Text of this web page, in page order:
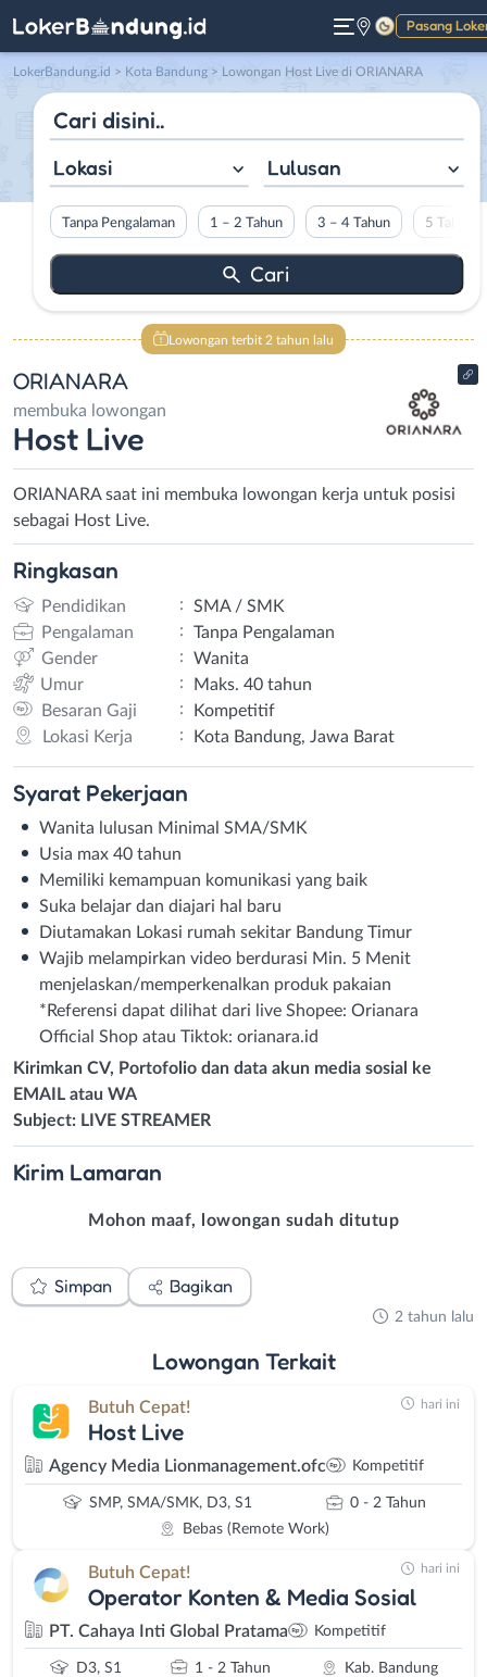
Pasang
Gelap
LokerBandung.id > Kota Bandung > Lowongan Host Live di ORIANARA
Lokasi Lulusan
Tanpa Pengalaman 1 – 2 Tahun 3 – 4 Tahun 5 Tahun
Lowongan terbit 2 tahun lalu
ORIANARA
membuka lowongan
Host Live
ORIANARA saat ini membuka lowongan kerja untuk posisi
sebagai Host Live.
Ringkasan
Pendidikan :
SMA / SMK
Pengalaman
:
Tanpa Pengalaman
Gender
:
Wanita
Umur
:
Maks. 40 tahun
Besaran Gaji
:
Kompetitif
Lokasi Kerja
: Kota Bandung, Jawa Barat
Syarat Pekerjaan
Wanita lulusan Minimal SMA/SMK
Usia max 40 tahun
Memiliki kemampuan komunikasi yang baik
Suka belajar dan diajari hal baru
Diutamakan Lokasi rumah sekitar Bandung Timur
Wajib melampirkan video berdurasi Min. 5 Menit
menjelaskan/memperkenalkan produk pakaian
*Referensi dapat dilihat dari live Shopee: Orianara
Official Shop atau Tiktok: orianara.id
Kirimkan CV, Portofolio dan data akun media sosial ke
EMAIL atau WA
Subject: LIVE STREAMER
Kirim Lamaran
Mohon maaf, lowongan sudah ditutup
Simpan Bagikan
2 tahun lalu
Lowongan Terkait
Butuh Cepat!
Host Live
Agency Media Lionmanagement.ofc Kompetitif
SMP, SMA/SMK, D3, S1
0 - 2 Tahun
Bebas (Remote Work)
hari ini
Butuh Cepat!
Operator Konten & Media Sosial
PT. Cahaya Inti Global Pratama Kompetitif
D3, S1 1 - 2 Tahun Kab. Bandung
hari ini